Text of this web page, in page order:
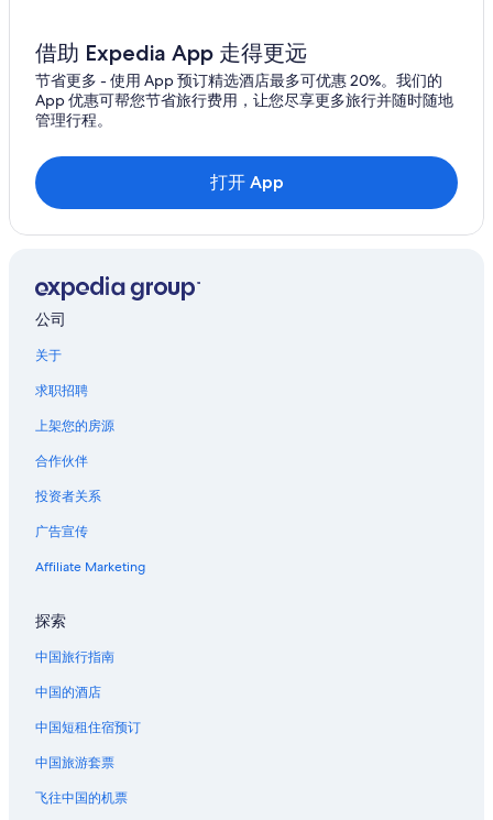
借助 Expedia App 走得更远
节省更多 - 使用 App 预订精选酒店最多可优惠 20%。我们的
App 优惠可帮您节省旅行费用，让您尽享更多旅行并随时随地
管理行程。
打开 App
公司
关于
求职招聘
上架您的房源
合作伙伴
投资者关系
广告宣传
Affiliate Marketing
探索
中国旅行指南
中国的酒店
中国短租住宿预订
中国旅游套票
飞往中国的机票